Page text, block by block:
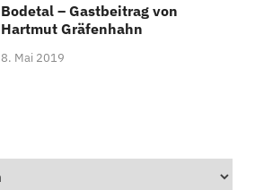
Bodetal – Gastbeitrag von
Hartmut Gräfenhahn
8. Mai 2019